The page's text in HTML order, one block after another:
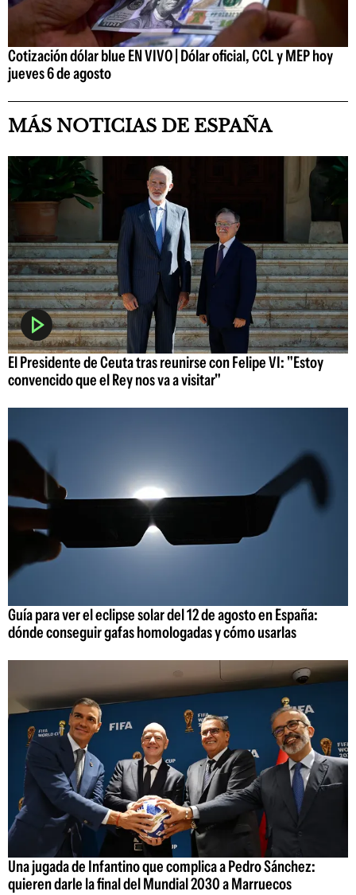
Cotización dólar blue EN VIVO | Dólar oficial, CCL y MEP hoy
jueves 6 de agosto
MÁS NOTICIAS DE ESPAÑA
El Presidente de Ceuta tras reunirse con Felipe VI: "Estoy
convencido que el Rey nos va a visitar"
Guía para ver el eclipse solar del 12 de agosto en España:
dónde conseguir gafas homologadas y cómo usarlas
Una jugada de Infantino que complica a Pedro Sánchez:
quieren darle la final del Mundial 2030 a Marruecos